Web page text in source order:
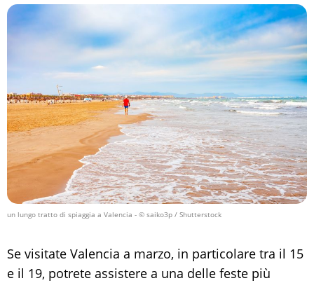
un lungo tratto di spiaggia a Valencia - © saiko3p / Shutterstock
Se visitate Valencia a marzo, in particolare tra il 15
e il 19, potrete assistere a una delle feste più